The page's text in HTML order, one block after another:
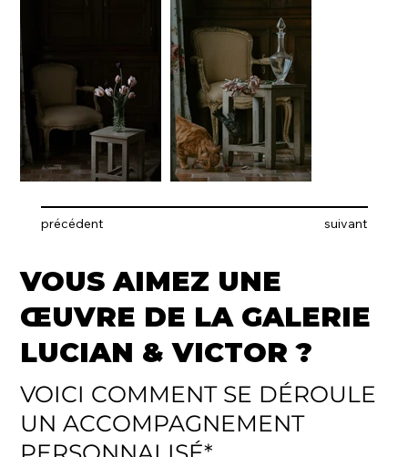
précédent suivant
VOUS AIMEZ UNE
ŒUVRE DE LA GALERIE
LUCIAN & VICTOR ?
VOICI COMMENT SE DÉROULE
UN ACCOMPAGNEMENT